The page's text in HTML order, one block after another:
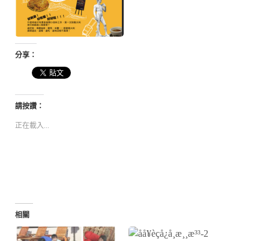
分享：
請按讚：
正在載入...
相關